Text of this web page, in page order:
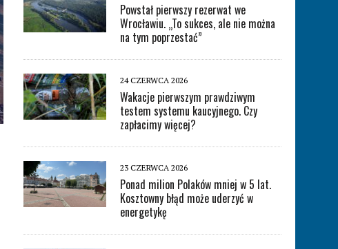
Powstał pierwszy rezerwat we
Wrocławiu. „To sukces, ale nie można
na tym poprzestać”
24 CZERWCA 2026
Wakacje pierwszym prawdziwym
testem systemu kaucyjnego. Czy
zapłacimy więcej?
23 CZERWCA 2026
Ponad milion Polaków mniej w 5 lat.
Kosztowny błąd może uderzyć w
energetykę